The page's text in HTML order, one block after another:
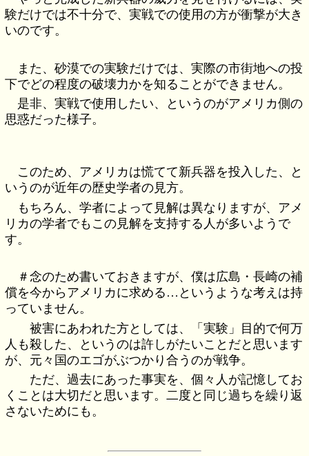
験だけでは不十分で、実戦での使用の方が衝撃が大き
いのです。
また、砂漠での実験だけでは、実際の市街地への投
下でどの程度の破壊力かを知ることができません。
是非、実戦で使用したい、というのがアメリカ側の
思惑だった様子。
このため、アメリカは慌てて新兵器を投入した、と
いうのが近年の歴史学者の見方。
もちろん、学者によって見解は異なりますが、アメ
リカの学者でもこの見解を支持する人が多いようで
す。
＃念のため書いておきますが、僕は広島・長崎の補
償を今からアメリカに求める…というような考えは持
っていません。
被害にあわれた方としては、「実験」目的で何万
人も殺した、というのは許しがたいことだと思います
が、元々国のエゴがぶつかり合うのが戦争。
ただ、過去にあった事実を、個々人が記憶してお
くことは大切だと思います。二度と同じ過ちを繰り返
さないためにも。